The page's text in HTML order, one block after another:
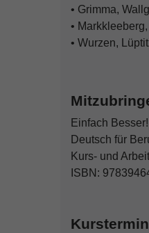
• Grimma,
•
• Wurzen,
Einfach
Deutsch für
Kurs- und
ISBN: